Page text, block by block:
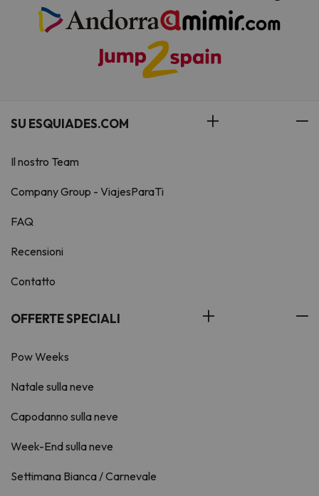
SU ESQUIADES.COM
Il nostro Team
Company Group - ViajesParaTi
FAQ
Recensioni
Contatto
OFFERTE SPECIALI
Pow Weeks
Natale sulla neve
Capodanno sulla neve
Week-End sulla neve
Settimana Bianca / Carnevale